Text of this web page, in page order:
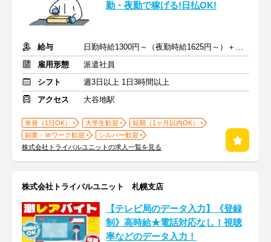
勤・夜勤で稼げる!日払OK!
給与
日勤時給1300円～（夜勤時給1625円～）＋交通費
雇用形態
派遣社員
シフト
週3日以上 1日3時間以上
アクセス
大谷地駅
単発（1日OK） 大学生歓迎
短期（1ヶ月以内OK）
副業・Ｗワーク歓迎
シルバー歓迎
株式会社トライバルユニットの求人一覧を見る
株式会社トライバルユニット 札幌支店
【テレビ局のデータ入力】《登録
制》高時給★電話対応なし！視聴
率などのデータ入力！